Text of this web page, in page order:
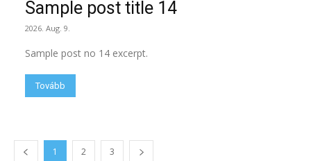
Sample post title 14
2026. Aug. 9.
Sample post no 14 excerpt.
Tovább
1 2 3